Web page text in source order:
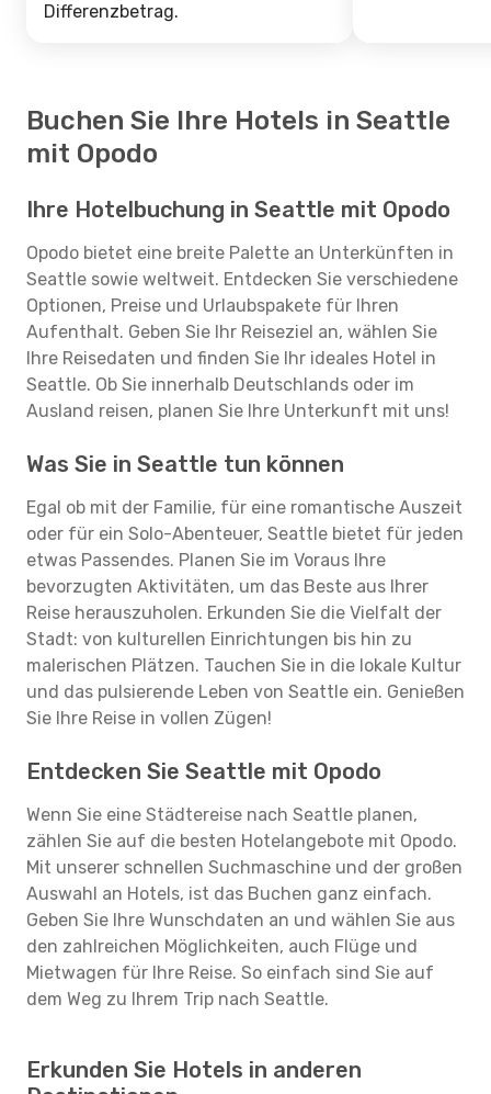
Differenzbetrag.
Buchen Sie Ihre Hotels in Seattle
mit Opodo
Ihre Hotelbuchung in Seattle mit Opodo
Opodo bietet eine breite Palette an Unterkünften in
Seattle sowie weltweit. Entdecken Sie verschiedene
Optionen, Preise und Urlaubspakete für Ihren
Aufenthalt. Geben Sie Ihr Reiseziel an, wählen Sie
Ihre Reisedaten und finden Sie Ihr ideales Hotel in
Seattle. Ob Sie innerhalb Deutschlands oder im
Ausland reisen, planen Sie Ihre Unterkunft mit uns!
Was Sie in Seattle tun können
Egal ob mit der Familie, für eine romantische Auszeit
oder für ein Solo-Abenteuer, Seattle bietet für jeden
etwas Passendes. Planen Sie im Voraus Ihre
bevorzugten Aktivitäten, um das Beste aus Ihrer
Reise herauszuholen. Erkunden Sie die Vielfalt der
Stadt: von kulturellen Einrichtungen bis hin zu
malerischen Plätzen. Tauchen Sie in die lokale Kultur
und das pulsierende Leben von Seattle ein. Genießen
Sie Ihre Reise in vollen Zügen!
Entdecken Sie Seattle mit Opodo
Wenn Sie eine Städtereise nach Seattle planen,
zählen Sie auf die besten Hotelangebote mit Opodo.
Mit unserer schnellen Suchmaschine und der großen
Auswahl an Hotels, ist das Buchen ganz einfach.
Geben Sie Ihre Wunschdaten an und wählen Sie aus
den zahlreichen Möglichkeiten, auch Flüge und
Mietwagen für Ihre Reise. So einfach sind Sie auf
dem Weg zu Ihrem Trip nach Seattle.
Erkunden Sie Hotels in anderen